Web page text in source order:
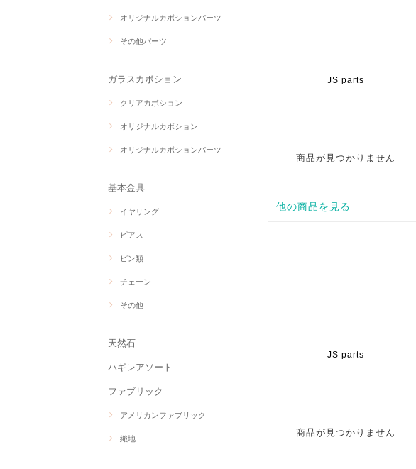
オリジナルカボションパーツ
その他パーツ
ガラスカボション
クリアカボション
オリジナルカボション
オリジナルカボションパーツ
基本金具
イヤリング
ピアス
ピン類
チェーン
その他
天然石
ハギレアソート
ファブリック
アメリカンファブリック
織地